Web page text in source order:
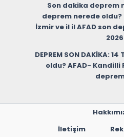
Son dakika deprem
deprem nerede
İzmir ve il il AFAD son
2026
DEPREM SON DAKİKA:
oldu? AFAD-
İletişim